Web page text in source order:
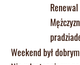
Weekend był